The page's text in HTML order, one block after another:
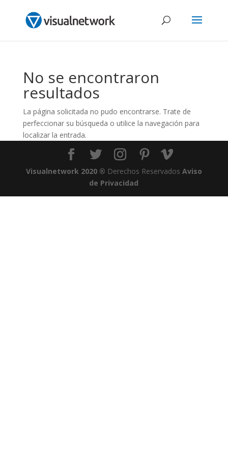
No se encontraron
resultados
La página solicitada no pudo encontrarse. Trate de
perfeccionar su búsqueda o utilice la navegación para
localizar la entrada.
Visualnetwork 2020 ® Derechos Reservados Aviso
de Privacidad